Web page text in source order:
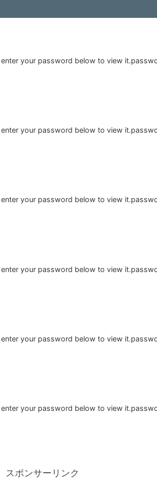
your password below to view
your password below to view
your password below to view
your password below to view
your password below to view
your password below to view
スポンサーリンク